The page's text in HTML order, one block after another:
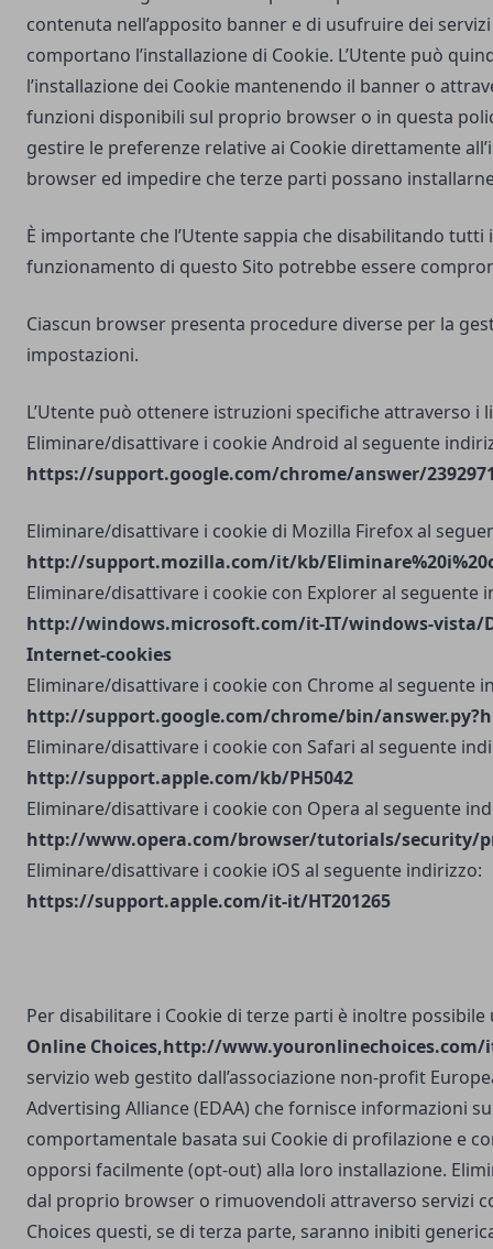
contenuta nell’apposito banner e di usufruire dei
comportano l’installazione di Cookie. L’Utente può
l’installazione dei Cookie mantenendo il banner o
funzioni disponibili sul proprio browser o in questa
gestire le preferenze relative ai Cookie direttamente
browser ed impedire che terze parti possano
È importante che l’Utente sappia che disabilitando tutti
funzionamento di questo Sito potrebbe essere
Ciascun browser presenta procedure diverse per la
impostazioni.
L’Utente può ottenere istruzioni specifiche attraverso i
Eliminare/disattivare i cookie Android al seguente
https://support.google.com/chrome/answer/
Eliminare/disattivare i cookie di Mozilla Firefox al
http://support.mozilla.com/it/kb/
Eliminare/disattivare i cookie con Explorer al seguente
http://windows.microsoft.com/it-IT/windows-vista/
Internet-cookies
Eliminare/disattivare i cookie con Chrome al seguente
http://support.google.com/chrome/bin/
Eliminare/disattivare i cookie con Safari al seguente
http://support.apple.com/kb/PH5042
Eliminare/disattivare i cookie con Opera al seguente
http://www.opera.com/browser/tutorials/security/
Eliminare/disattivare i cookie iOS al seguente indirizzo:
https://support.apple.com/it-it/HT201265
Per disabilitare i Cookie di terze parti è inoltre
Online Choices,http://www.youronlinechoices.com/
servizio web gestito dall’associazione non-profit
Advertising Alliance (EDAA) che fornisce informazioni
comportamentale basata sui Cookie di profilazione e
opporsi facilmente (opt-out) alla loro installazione.
dal proprio browser o rimuovendoli attraverso servizi
Choices questi, se di terza parte, saranno inibiti